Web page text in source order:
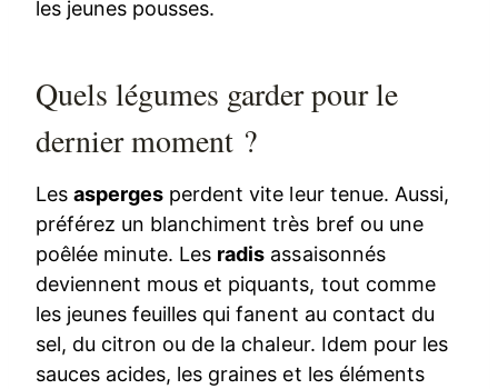
les jeunes pousses.
Quels légumes garder pour le
dernier moment ?
Lesasperges perdent vite leur tenue. Aussi,
préférez un blanchiment très bref ou une
poêlée minute. Les radis assaisonnés
deviennent mous et piquants, tout comme
les jeunes feuilles qui fanent au contact du
sel, du citron ou de la chaleur. Idem pour les
sauces acides, les graines et les éléments